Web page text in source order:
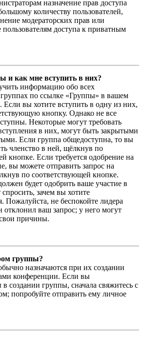
назначение прав доступа
количеству пользователей,
модераторских прав или
пользователям доступа к приватным
и как мне вступить в них?
информацию обо всех
по ссылке «Группы» в вашем
Если вы хотите вступить в одну из них,
кнопку. Однако не все
Некоторые могут требовать
в них, могут быть закрытыми
Если группа общедоступна, то вы
членство в ней, щёлкнув по
кнопке. Если требуется одобрение на
вы можете отправить запрос на
по соответствующей кнопке.
будет одобрить ваше участие в
зачем вы хотите
Пожалуйста, не беспокойте лидера
отклонил ваш запрос; у него могут
причины.
группы?
назначаются при их создании
конференции. Если вы
в создании группы, сначала свяжитесь с
попробуйте отправить ему личное